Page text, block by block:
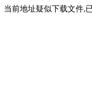
当前地址疑似下载文件,